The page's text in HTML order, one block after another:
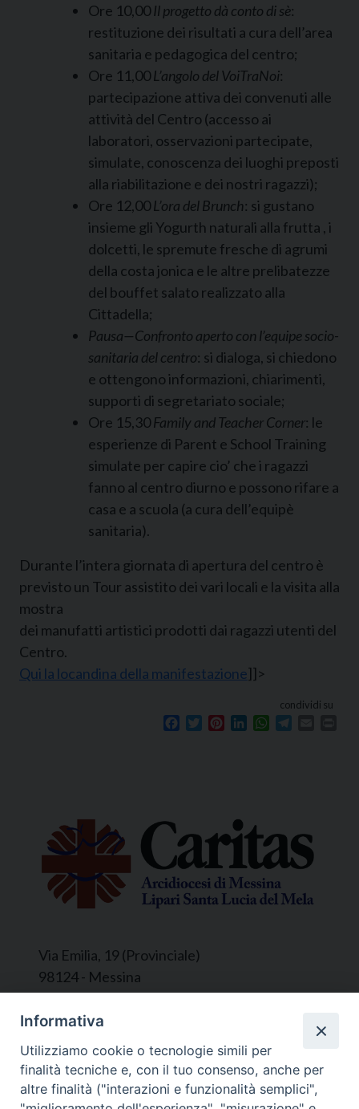
Ore 10,00 Il progetto dà conto di sè:
restituzione dei risultati a cura dell’area
sanitaria e pedagogica del centro;
Ore 11,00L’angolo del VoiTraNoi:
partecipazione attiva dei convenuti alle
attività del Centro (accesso ai
laboratori, osservazioni partecipate,
simulate, conoscenza dei luoghi preposti
alla riabilitazione e dei nostri ragazzi);
Ore 12,00L’ora del Brunch: si gustano
insieme gli Yogurth naturali alla frutta , i
dolcetti, le spremute fresche di agrumi
della costa jonica e le altre prelibatezze
del bouffet salato realizzato alla
Cittadella;
Pausa—Confronto aperto con l’equipe socio-
sanitaria del centro: si dialoga, si chiedono
e ottengono informazioni, chiarimenti,
supporti di segretariato sociale;
Ore 15,30Family and Teacher Corner: le
esperienze di Parent e School Training
simulate per capire cio’ che i ragazzi
fanno al centro diurno e possono rifare a
casa e a scuola (a cura dell’equipè
sanitaria).
Durante l’intera giornata di apertura del centro è
previsto un Tour assistito dei vari locali e la visita alla
mostra
dei manufatti artistici prodotti dai ragazzi utenti del
Centro.
Qui la locandina della manifestazione]]>
condividi su
Facebook
TwitterPinterestLinkedInWhatsApp
Via Emilia, 19 (Provinciale)
98124 - Messina
Segreteria e Amministrazione:
L’Ufficio è aperto tutti i giorni da lunedì a
venerdì, dalle ore 9.30 alle ore 12.30.
Tel. 090.9146045
mail:ufficiocaritas@diocesimessina.it.
Informativa
Utilizziamo cookie o tecnologie simili per
finalità tecniche e, con il tuo consenso, anche per
altre finalità ("interazioni e funzionalità semplici",